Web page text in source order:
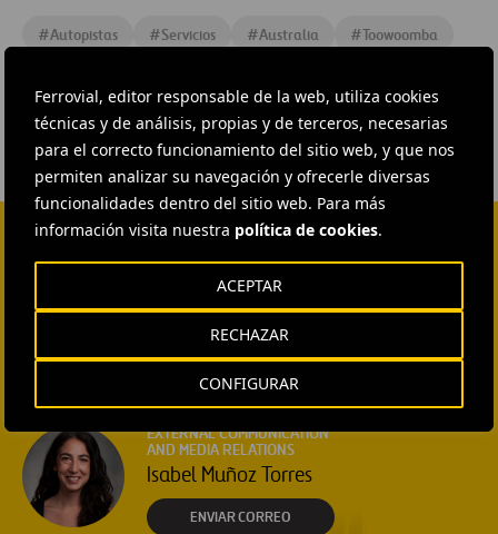
Ferrovial, editor responsable de la web, utiliza cookies
técnicas y de análisis, propias y de terceros, necesarias
para el correcto funcionamiento del sitio web, y que nos
permiten analizar su navegación y ofrecerle diversas
funcionalidades dentro del sitio web. Para más
información visita nuestra política de cookies.
CONFIGURAR
RECHAZAR
ACEPTAR
#Autopistas #Servicios #Australia #Toowoomba
CONTACTA CON NOSOTROS
HEAD OF EXTERNAL
INSTITUTIONAL RELATIONS
Ana García Ruiz
ENVIAR CORREO
EXTERNAL COMMUNICATION
AND MEDIA RELATIONS
Isabel Muñoz Torres
ENVIAR CORREO